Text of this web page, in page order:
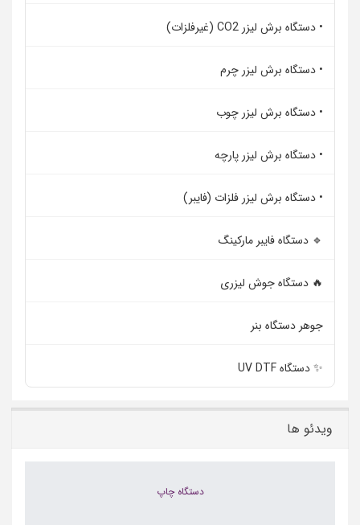
• دستگاه برش لیزر CO2 (غیرفلزات)
• دستگاه برش لیزر چرم
• دستگاه برش لیزر چوب
• دستگاه برش لیزر پارچه
• دستگاه برش لیزر فلزات (فایبر)
🔹 دستگاه فایبر مارکینگ
🔥 دستگاه جوش لیزری
جوهر دستگاه بنر
✨ دستگاه UV DTF
ویدئو ها
دستگاه چاپ